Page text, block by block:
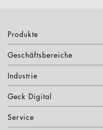
Produkte
Geschäftsbereiche
Industrie
Geck Digital
Service